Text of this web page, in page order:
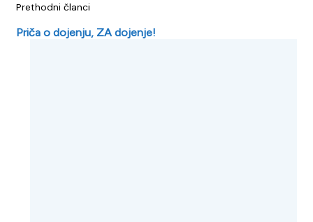
Prethodni članci
Priča o dojenju, ZA dojenje!